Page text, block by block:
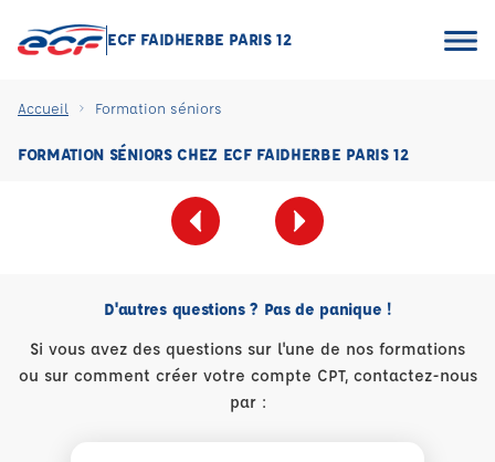
ECF FAIDHERBE PARIS 12
Accueil Formation séniors
FORMATION SÉNIORS CHEZ ECF FAIDHERBE PARIS 12
D'autres questions ? Pas de panique !
Si vous avez des questions sur l'une de nos formations
ou sur comment créer votre compte CPT, contactez-nous
par :